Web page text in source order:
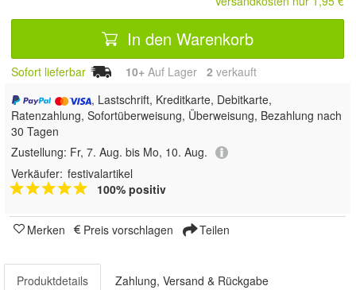
In den Warenkorb
Sofort lieferbar 10+ Auf Lager 2 verkauft
, Lastschrift, Kreditkarte, Debitkarte,
Ratenzahlung, Sofortüberweisung, Überweisung, Bezahlung nach
30 Tagen
Zustellung: Fr, 7. Aug. bis Mo, 10. Aug.
Verkäufer: festivalartikel
100% positiv
Merken Preis vorschlagen Teilen
Produktdetails Zahlung, Versand & Rückgabe